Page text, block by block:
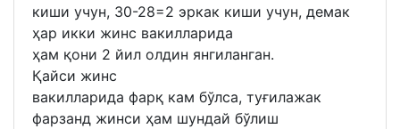
киши учун, 30-28=2 эркак киши учун, демак
ҳар икки жинс вакилларида
ҳам қони 2 йил олдин янгиланган.
Қайси жинс
вакилларида фарқ кам бўлса, туғилажак
фарзанд жинси ҳам шундай бўлиш